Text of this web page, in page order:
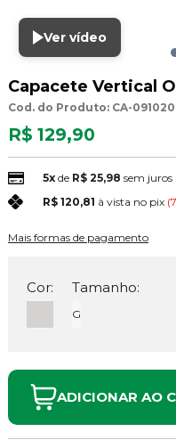
Ver vídeo
Capacete Vertical
Cod. do Produto: CA-
R$ 129,90
5xde R$ 25,98 sem juros
R$ 120,81 à vista no pix
Mais formas de pagamento
Cor: Tamanho:
G
ADICIONAR AO